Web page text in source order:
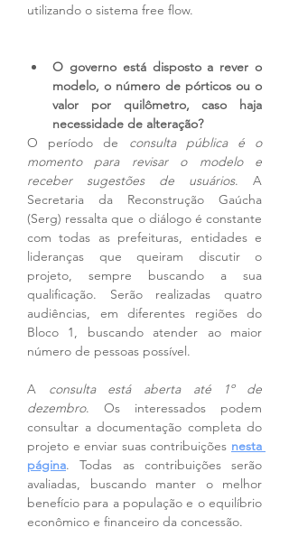
utilizando o sistema free flow.
O governo está disposto a rever o
modelo, o número de pórticos ou o
valor por quilômetro, caso haja
necessidade de alteração?
O período de consulta pública é o
momento para revisar o modelo e
receber sugestões de usuários. A
Secretaria da Reconstrução Gaúcha
(Serg) ressalta que o diálogo é constante
com todas as prefeituras, entidades e
lideranças que queiram discutir o
projeto, sempre buscando a sua
qualificação. Serão realizadas quatro
audiências, em diferentes regiões do
Bloco 1, buscando atender ao maior
número de pessoas possível.
A consulta está aberta até 1º de
dezembro. Os interessados podem
consultar a documentação completa do
projeto e enviar suas contribuições nesta
página. Todas as contribuições serão
avaliadas, buscando manter o melhor
benefício para a população e o equilíbrio
econômico e financeiro da concessão.